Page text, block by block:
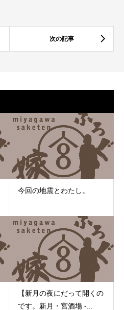
今回の地震とわたし。
【新月の夜にだって開くの
です。新月・宮酒場 -...